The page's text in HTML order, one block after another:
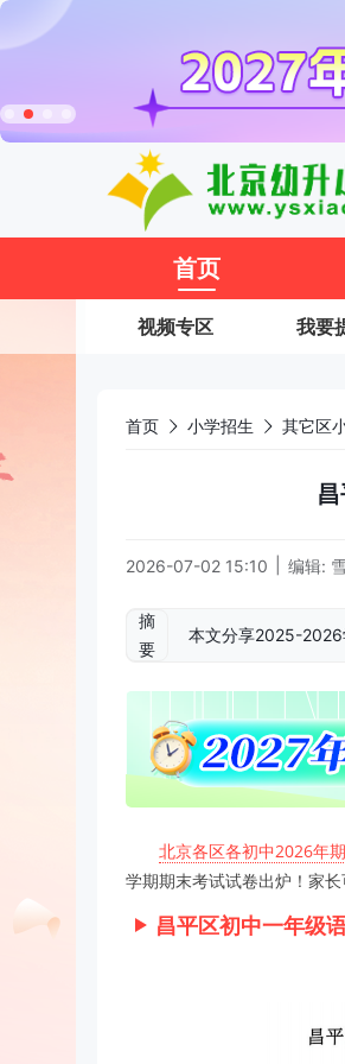
首页
视频专区 我要
首页 小学招生 其它区
2026-07-02 15:10 编辑:
摘
要
本文分享2025-2026
北京各区各初中2026年
学期期末考试试卷出炉！家
昌平区初中一年级